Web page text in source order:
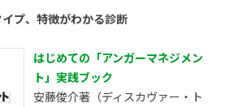
プ、特徴がわかる診断
はじめての「アンガーマネジメン
ト」実践ブック
安藤俊介著（ディスカヴァー・ト